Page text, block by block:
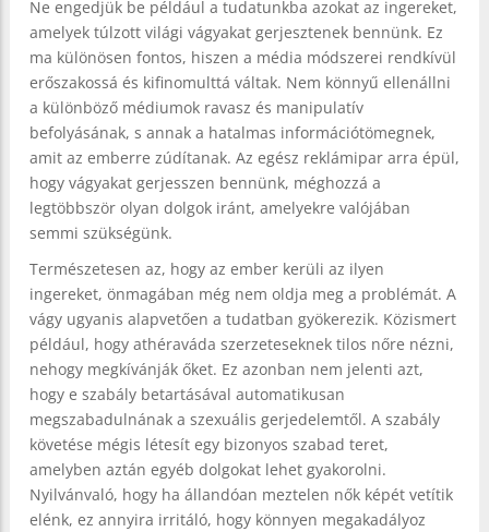
Ne engedjük be például a tudatunkba azokat az ingereket,
amelyek túlzott világi vágyakat gerjesztenek bennünk. Ez
ma különösen fontos, hiszen a média módszerei rendkívül
erőszakossá és kifinomulttá váltak. Nem könnyű ellenállni
a különböző médiumok ravasz és manipulatív
befolyásának, s annak a hatalmas információtömegnek,
amit az emberre zúdítanak. Az egész reklámipar arra épül,
hogy vágyakat gerjesszen bennünk, méghozzá a
legtöbbször olyan dolgok iránt, amelyekre valójában
semmi szükségünk.
Természetesen az, hogy az ember kerüli az ilyen
ingereket, önmagában még nem oldja meg a problémát. A
vágy ugyanis alapvetően a tudatban gyökerezik. Közismert
például, hogy athéraváda szerzeteseknek tilos nőre nézni,
nehogy megkívánják őket. Ez azonban nem jelenti azt,
hogy e szabály betartásával automatikusan
megszabadulnának a szexuális gerjedelemtől. A szabály
követése mégis létesít egy bizonyos szabad teret,
amelyben aztán egyéb dolgokat lehet gyakorolni.
Nyilvánvaló, hogy ha állandóan meztelen nők képét vetítik
elénk, ez annyira irritáló, hogy könnyen megakadályoz